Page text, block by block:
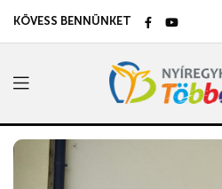
KÖVESS BENNÜNKET